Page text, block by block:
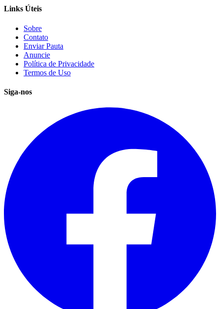
Links Úteis
Sobre
Contato
Enviar Pauta
Anuncie
Política de Privacidade
Termos de Uso
Siga-nos